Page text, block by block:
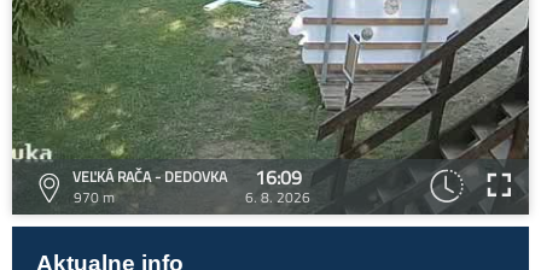
VEĽKÁ RAČA - DEDOVKA
970 m
16:09
6. 8. 2026
Aktualne info